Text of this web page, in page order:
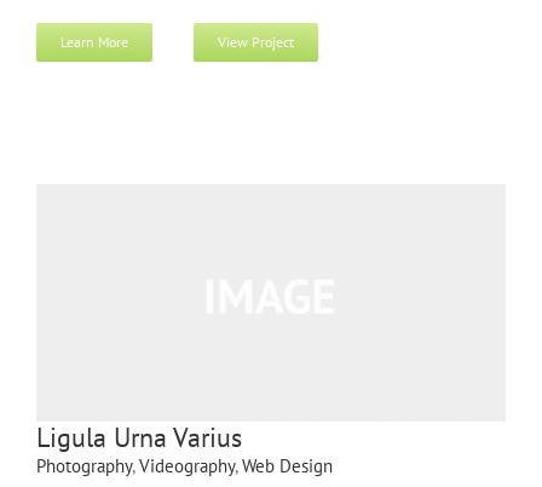
Learn More View Project
Ligula Urna Varius
Photography,Videography,Web Design